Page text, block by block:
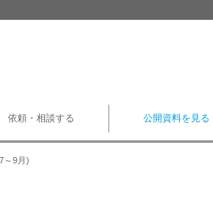
依頼・相談する 公開資料を見る
～9月)